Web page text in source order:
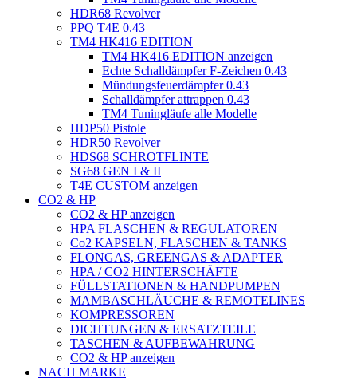
HDR68 Revolver
PPQ T4E 0.43
TM4 HK416 EDITION
TM4 HK416 EDITION anzeigen
Echte Schalldämpfer F-Zeichen 0.43
Mündungsfeuerdämpfer 0.43
Schalldämpfer attrappen 0.43
TM4 Tuningläufe alle Modelle
HDP50 Pistole
HDR50 Revolver
HDS68 SCHROTFLINTE
SG68 GEN I & II
T4E CUSTOM anzeigen
CO2 & HP
CO2 & HP anzeigen
HPA FLASCHEN & REGULATOREN
Co2 KAPSELN, FLASCHEN & TANKS
FLONGAS, GREENGAS & ADAPTER
HPA / CO2 HINTERSCHÄFTE
FÜLLSTATIONEN & HANDPUMPEN
MAMBASCHLÄUCHE & REMOTELINES
KOMPRESSOREN
DICHTUNGEN & ERSATZTEILE
TASCHEN & AUFBEWAHRUNG
CO2 & HP anzeigen
NACH MARKE